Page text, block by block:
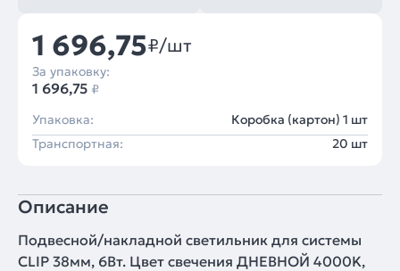
1 696,75₽/шт
За упаковку:
1 696,75 ₽
Упаковка:
Коробка (картон) 1 шт
Транспортная:
20 шт
Описание
Подвесной/накладной светильник для системы
CLIP 38мм, 6Вт. Цвет свечения ДНЕВНОЙ 4000K,